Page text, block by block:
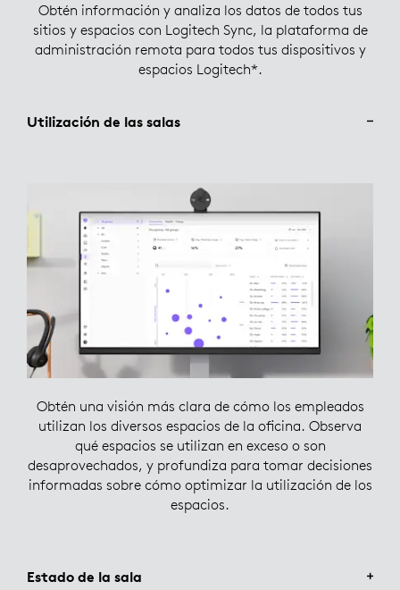
Obtén información y analiza los datos de todos tus
sitios y espacios con Logitech Sync, la plataforma de
administración remota para todos tus dispositivos y
espacios Logitech*.
Utilización de las salas
Obtén una visión más clara de cómo los empleados
utilizan los diversos espacios de la oficina. Observa
qué espacios se utilizan en exceso o son
desaprovechados, y profundiza para tomar decisiones
informadas sobre cómo optimizar la utilización de los
espacios.
Estado de la sala